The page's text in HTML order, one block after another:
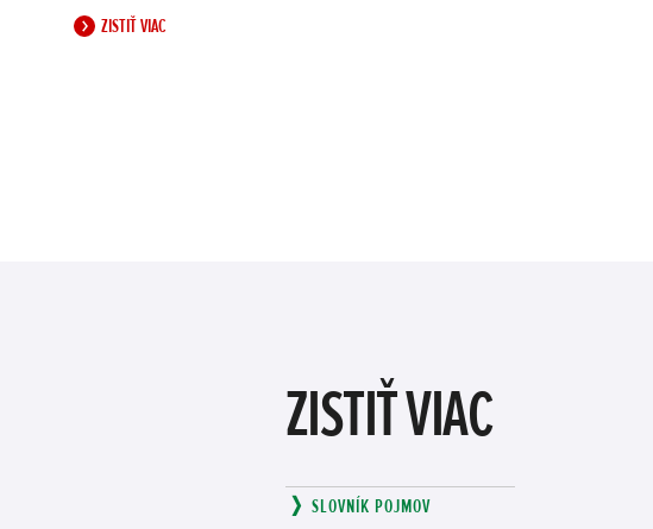
ZISTIŤ VIAC
ZISTIŤ VIAC
SLOVNÍK POJMOV